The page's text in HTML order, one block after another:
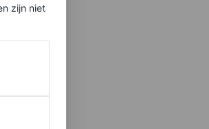
zijn niet